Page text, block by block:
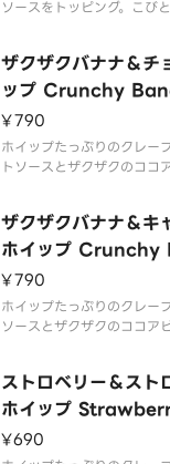
ソースをトッピング。こび
hap
ザクザクバナナ＆チ
ップ Crunchy
ate Sauce ＆
¥790
ホイップたっぷりのクレー
トソースとザクザクのココ
m topped with banana c
ザクザクバナナ＆キ
ホイップ
amel Sauce ＆
¥790
ホイップたっぷりのクレー
ソースとザクザクのココア
topped with banana ca
ストロベリー＆スト
ホイップ
y Sauce ＆
¥690